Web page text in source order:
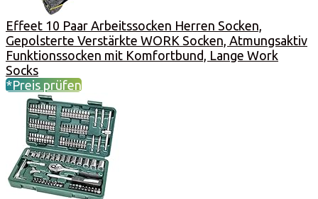
Effeet 10 Paar Arbeitssocken Herren Socken,
Gepolsterte Verstärkte WORK Socken, Atmungsaktiv
Funktionssocken mit Komfortbund, Lange Work
Socks
*Preis prüfen